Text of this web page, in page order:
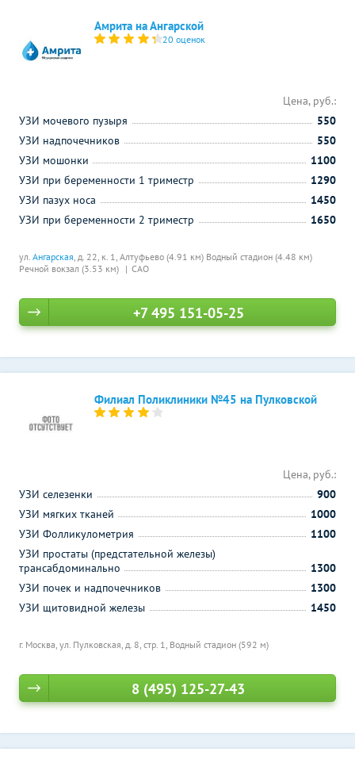
Амрита на Ангарской
20 оценок
ул. Ангарская, д. 22, к. 1, Алтуфьево (4.91 км) Водный стадион (4.48 км)
Речной вокзал (3.53 км)
САО
Цена, руб.:
УЗИ мочевого пузыря
550
УЗИ надпочечников
550
УЗИ мошонки
1100
УЗИ при беременности 1 триместр
1290
УЗИ пазух носа
1450
УЗИ при беременности 2 триместр
1650
+7 495 151-05-25
Филиал Поликлиники №45 на Пулковской
г. Москва, ул. Пулковская, д. 8, стр. 1, Водный стадион (592 м)
Цена, руб.:
УЗИ селезенки
900
УЗИ мягких тканей
1000
УЗИ Фолликулометрия
1100
УЗИ простаты (предстательной железы)
трансабдоминально
1300
УЗИ почек и надпочечников
1300
УЗИ щитовидной железы
1450
8 (495) 125-27-43